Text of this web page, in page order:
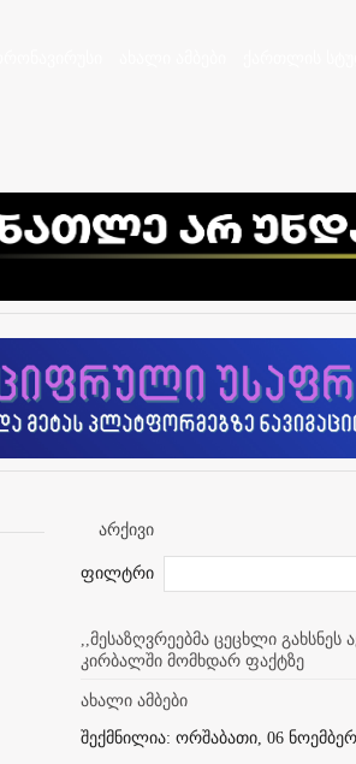
არქივი
ფილტრი
,,მესაზღვრეებმა ცეცხლი
კირბალში მომხდარ ფაქტზე
ახალი ამბები
შექმნილია: ორშაბათი, 06